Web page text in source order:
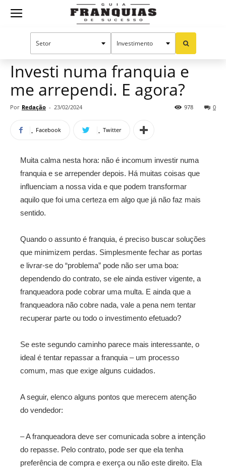
Guia
Dicas para franqueados
Investi numa franquia e
me arrependi. E agora?
Por Redação - 23/02/2024 0
978
Facebook Twitter
Muita calma nesta hora: não é incomum investir numa
franquia e se arrepender depois. Há muitas coisas que
influenciam a nossa vida e que podem transformar
aquilo que foi uma certeza em algo que já não faz mais
sentido.
Quando o assunto é franquia, é preciso buscar soluções
que minimizem perdas. Simplesmente fechar as portas
e livrar-se do “problema” pode não ser uma boa:
dependendo do contrato, se ele ainda estiver vigente, a
franqueadora pode cobrar uma multa. E ainda que a
franqueadora não cobre nada, vale a pena nem tentar
recuperar parte ou todo o investimento efetuado?
Se este segundo caminho parece mais interessante, o
ideal é tentar repassar a franquia – um processo
comum, mas que exige alguns cuidados.
A seguir, elenco alguns pontos que merecem atenção
do vendedor:
– A franqueadora deve ser comunicada sobre a intenção
do repasse. Pelo contrato, pode ser que ela tenha
preferência de compra e exerça ou não este direito. Ela